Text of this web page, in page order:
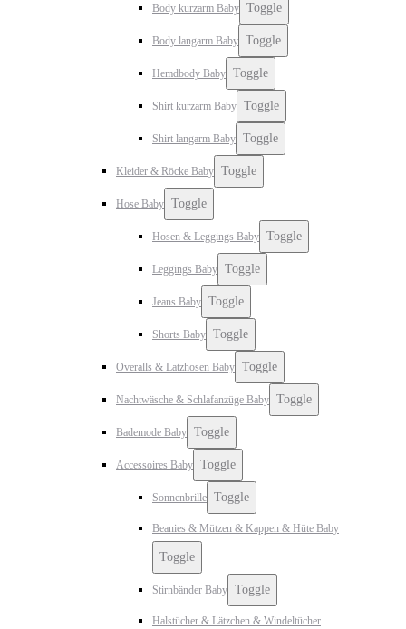
Body kurzarm Baby Toggle
Body langarm Baby Toggle
Hemdbody Baby Toggle
Shirt kurzarm Baby Toggle
Shirt langarm Baby Toggle
Kleider & Röcke Baby Toggle
Hose Baby Toggle
Hosen & Leggings Baby Toggle
Leggings Baby Toggle
Jeans Baby Toggle
Shorts Baby Toggle
Overalls & Latzhosen Baby Toggle
Nachtwäsche & Schlafanzüge Baby Toggle
Bademode Baby Toggle
Accessoires Baby Toggle
Sonnenbrille Toggle
Beanies & Mützen & Kappen & Hüte Baby
Toggle
Stirnbänder Baby Toggle
Halstücher & Lätzchen & Windeltücher